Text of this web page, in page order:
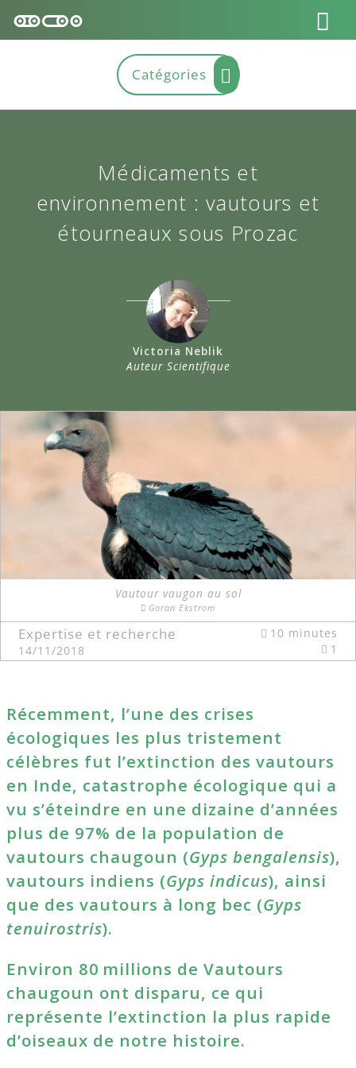
Médicaments et
environnement : vautours et
étourneaux sous Prozac
Victoria Neblik
Auteur Scientifique
Vautour vaugon au sol
Goran Ekstrom
Expertise et recherche
14/11/2018
10 minutes
1
Récemment, l’une des crises
écologiques les plus tristement
célèbres fut l’extinction des vautours
en Inde, catastrophe écologique qui a
vu s’éteindre en une dizaine d’années
plus de 97% de la population de
vautours chaugoun (Gyps bengalensis),
vautours indiens (Gyps indicus), ainsi
que des vautours à long bec (Gyps
tenuirostris).
Environ 80 millions de Vautours
chaugoun ont disparu, ce qui
représente l’extinction la plus rapide
d’oiseaux de notre histoire.